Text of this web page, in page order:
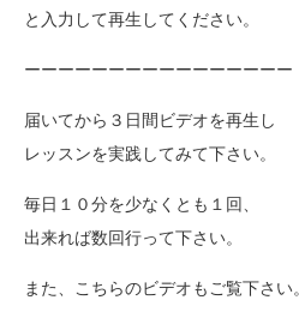
と入力して再生してください。
ーーーーーーーーーーーーーーーー
届いてから３日間ビデオを再生し
レッスンを実践してみて下さい。
毎日１０分を少なくとも１回、
出来れば数回行って下さい。
また、こちらのビデオもご覧下さい。